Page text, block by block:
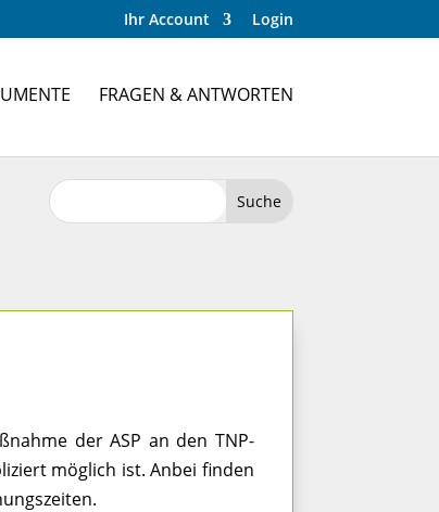
Ihr Account Login
FRAGEN & ANTWORTEN
der ASP an den TNP-
möglich ist. Anbei finden